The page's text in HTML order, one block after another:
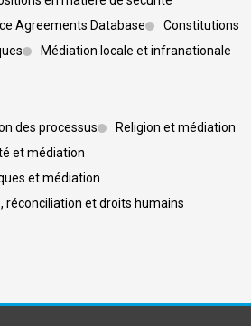
Agreements Database
Constitutions
Médiation locale et infranationale
des processus
Religion et médiation
et médiation
et médiation
réconciliation et droits humains